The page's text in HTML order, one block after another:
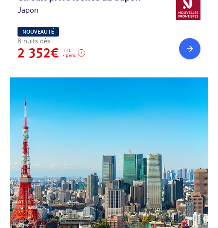
Japon
NOUVEAUTÉ
8 nuits dès
2 352€
TTC
/ pers.